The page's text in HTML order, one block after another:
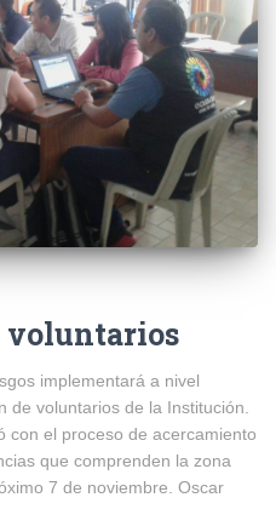
voluntarios
implementará a nivel
de voluntarios de la Institución.
con el proceso de acercamiento
que comprenden la zona
7 de noviembre. Oscar